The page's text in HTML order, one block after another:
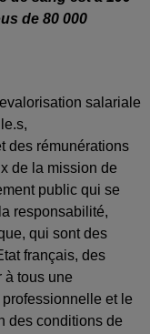
de 80 000
salariale
des rémunérations
de la mission de
public qui se
responsabilité,
qui sont des
français, des
à tous une
et le
des conditions de